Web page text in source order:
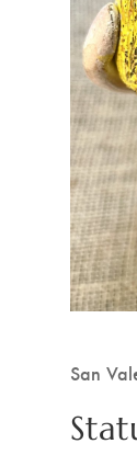
San